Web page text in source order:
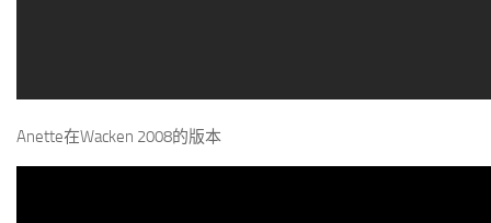
Anette在Wacken 2008的版本